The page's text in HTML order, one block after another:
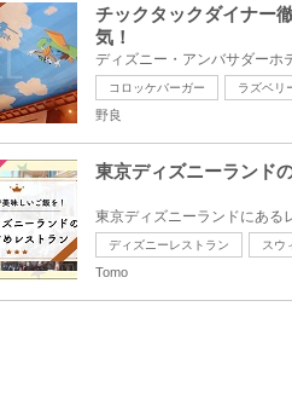
チックタックダイナー
気！
コロッケバーガー ラズベリ
野良
東京ディズニーランド
ディズニーレストラン スウ
Tomo